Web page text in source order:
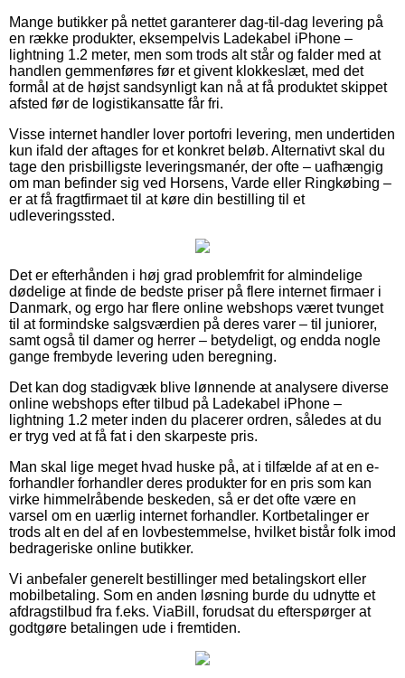
Mange butikker på nettet garanterer dag-til-dag levering på
en række produkter, eksempelvis Ladekabel iPhone –
lightning 1.2 meter, men som trods alt står og falder med at
handlen gemmenføres før et givent klokkeslæt, med det
formål at de højst sandsynligt kan nå at få produktet skippet
afsted før de logistikansatte får fri.
Visse internet handler lover portofri levering, men undertiden
kun ifald der aftages for et konkret beløb. Alternativt skal du
tage den prisbilligste leveringsmanér, der ofte – uafhængig
om man befinder sig ved Horsens, Varde eller Ringkøbing –
er at få fragtfirmaet til at køre din bestilling til et
udleveringssted.
Det er efterhånden i høj grad problemfrit for almindelige
dødelige at finde de bedste priser på flere internet firmaer i
Danmark, og ergo har flere online webshops været tvunget
til at formindske salgsværdien på deres varer – til juniorer,
samt også til damer og herrer – betydeligt, og endda nogle
gange frembyde levering uden beregning.
Det kan dog stadigvæk blive lønnende at analysere diverse
online webshops efter tilbud på Ladekabel iPhone –
lightning 1.2 meter inden du placerer ordren, således at du
er tryg ved at få fat i den skarpeste pris.
Man skal lige meget hvad huske på, at i tilfælde af at en e-
forhandler forhandler deres produkter for en pris som kan
virke himmelråbende beskeden, så er det ofte være en
varsel om en uærlig internet forhandler. Kortbetalinger er
trods alt en del af en lovbestemmelse, hvilket bistår folk imod
bedrageriske online butikker.
Vi anbefaler generelt bestillinger med betalingskort eller
mobilbetaling. Som en anden løsning burde du udnytte et
afdragstilbud fra f.eks. ViaBill, forudsat du efterspørger at
godtgøre betalingen ude i fremtiden.